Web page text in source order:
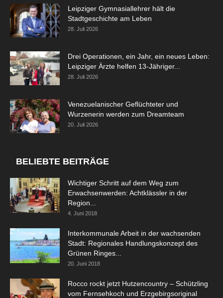
Leipziger Gymnasiallehrer hält die
Stadtgeschichte am Leben
28. Juli 2026
Drei Operationen, ein Jahr, ein neues Leben:
Leipziger Ärzte helfen 13-Jähriger...
28. Juli 2026
Venezuelanischer Geflüchteter und
Wurzenerin werden zum Dreamteam
20. Juli 2026
BELIEBTE BEITRÄGE
Wichtiger Schritt auf dem Weg zum
Erwachsenwerden: Achtklässler in der
Region...
4. Juni 2018
Interkommunale Arbeit in der wachsenden
Stadt: Regionales Handlungskonzept des
Grünen Ringes...
20. Juni 2018
Rocco rockt jetzt Hutzencountry – Schützling
vom Fernsehkoch und Erzgebirgsoriginal